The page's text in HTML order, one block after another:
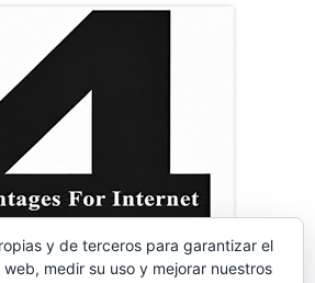
y de terceros para garantizar el
medir su uso y mejorar nuestros